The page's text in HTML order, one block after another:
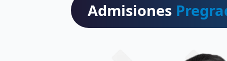
Admisiones